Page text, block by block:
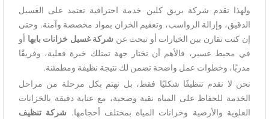
ولهذا تقدم شركة بريق كلين خدمة احترافية تعتمد على الغسيل
الدقيق، وإزالة الرواسب، وتعقيم الخزان بمواد مخصصة وآمنة. وحتى
إن كنت تقارن بين الخيارات أو تبحث عن شركة غسيل خزانات بابها أو
في محيط عسير، فالأهم أن تختار جهة تمتلك خبرة فعلية، وفريقًا
مدربًا، وخطوات عمل واضحة تضمن لك نتيجة نظيفة ومطمئنة.
نحن لا نقدم تنظيفًا شكليًا فقط، بل نهتم بكل مرحلة من مراحل
الخدمة للحفاظ على المياه نقية وصحية، مع عناية دقيقة بالخزانات
العلوية والأرضية وخزانات المياه بمختلف أحجامها. شركة تنظيف